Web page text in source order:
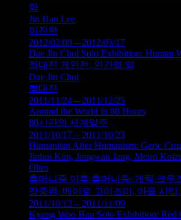
화
Jin Han Lee
이진한
2012/02/09 – 2012/03/17
Dae Jin Choi Solo Exhibition: Human
최대진 개인전: 인간의 일
Dae Jin Choi
최대진
2011/11/24 – 2011/12/25
Around the World in 80 Hours
80시간의 세계일주
2011/10/17 – 2011/10/23
Humanism After Humanism: Geric
Jinhui Kim, Jongwan Jang, Meiro
Ohro
휴머니즘 이후 휴머니즘: 게릭 크루
장종완, 메이로 고이즈미, 아울 시티
2011/10/13 – 2011/11/09
Kyung Woo Han Solo Exhibition: Red